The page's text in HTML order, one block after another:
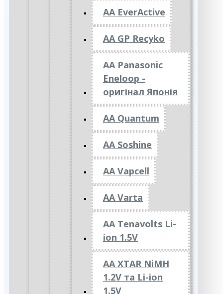
AA EverActive
AA GP Recyko
AA Panasonic
Eneloop -
оригінал Японія
AA Quantum
AA Soshine
AA Vapcell
AA Varta
AA Tenavolts Li-
ion 1.5V
AA XTAR NiMH
1.2V та Li-ion
1.5V